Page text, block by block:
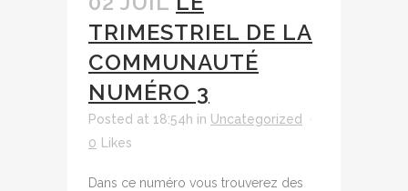
TRIMESTRIEL DE LA
COMMUNAUTÉ
NUMÉRO 3
Posted at 18:54h in Uncategorized
0
Likes
Dans ce numéro vous trouverez des